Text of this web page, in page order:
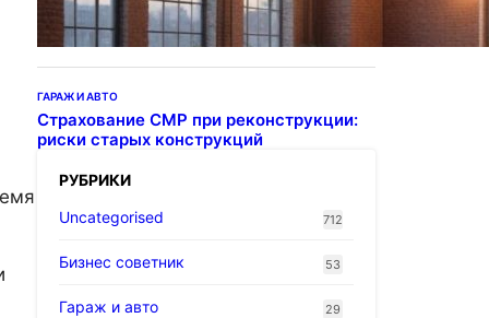
ГАРАЖ И АВТО
Страхование СМР при реконструкции:
риски старых конструкций
РУБРИКИ
Uncategorised
712
Бизнес советник 53
Гараж и авто 29